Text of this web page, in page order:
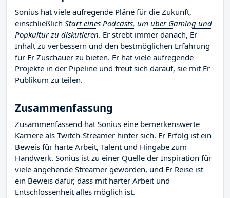
Sonius hat viele aufregende Pläne für die Zukunft,
einschließlich Start eines Podcasts, um über Gaming und
Popkultur zu diskutieren. Er strebt immer danach, Er
Inhalt zu verbessern und den bestmöglichen Erfahrung
für Er Zuschauer zu bieten. Er hat viele aufregende
Projekte in der Pipeline und freut sich darauf, sie mit Er
Publikum zu teilen.
Zusammenfassung
Zusammenfassend hat Sonius eine bemerkenswerte
Karriere als Twitch-Streamer hinter sich. Er Erfolg ist ein
Beweis für harte Arbeit, Talent und Hingabe zum
Handwerk. Sonius ist zu einer Quelle der Inspiration für
viele angehende Streamer geworden, und Er Reise ist
ein Beweis dafür, dass mit harter Arbeit und
Entschlossenheit alles möglich ist.